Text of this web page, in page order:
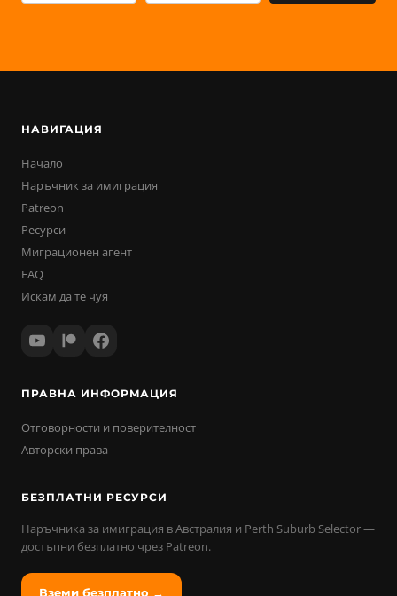
НАВИГАЦИЯ
Начало
Наръчник за имиграция
Patreon
Ресурси
Миграционен агент
FAQ
Искам да те чуя
ПРАВНА ИНФОРМАЦИЯ
Отговорности и поверителност
Авторски права
БЕЗПЛАТНИ РЕСУРСИ
Наръчника за имиграция в Австралия и Perth Suburb Selector —
достъпни безплатно чрез Patreon.
Вземи безплатно →